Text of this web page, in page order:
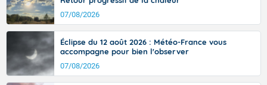
07/08/2026
Éclipse du 12 août 2026 : Météo-France vous
accompagne pour bien l'observer
07/08/2026